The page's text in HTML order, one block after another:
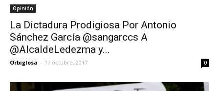
Opinión
La Dictadura Prodigiosa Por Antonio
Sánchez García @sangarccs A
@AlcaldeLedezma y...
Orbiglosa - 17 octubre, 2017 0